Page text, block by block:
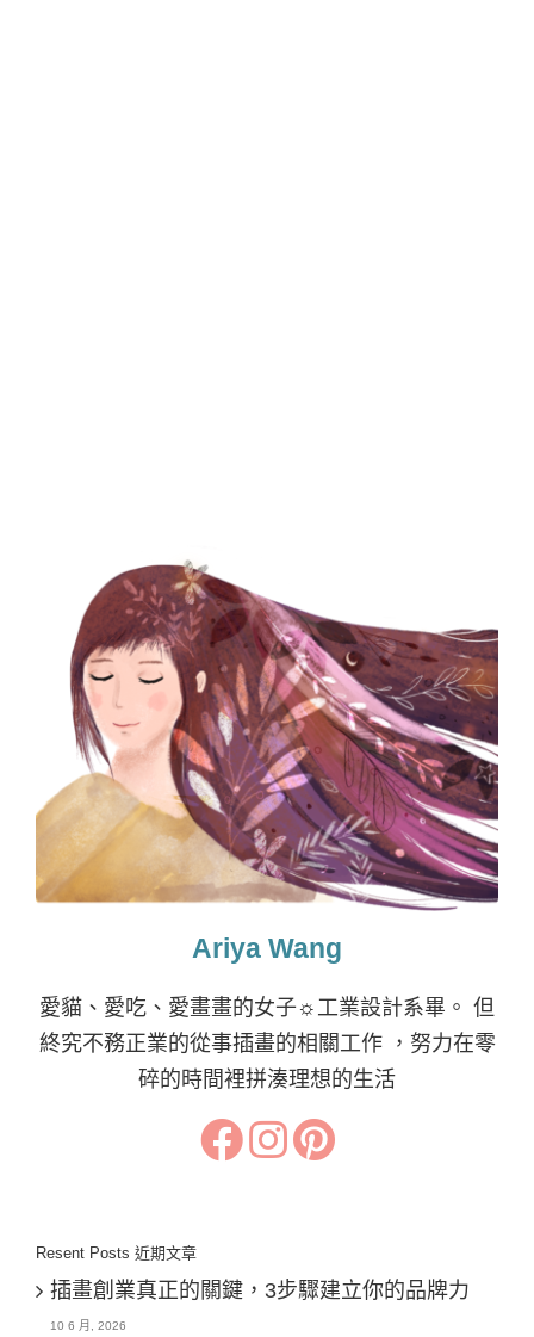
Ariya Wang
愛貓、愛吃、愛畫畫的女子☼工業設計系畢。 但
終究不務正業的從事插畫的相關工作 ，努力在零
碎的時間裡拼湊理想的生活
Resent Posts 近期文章
插畫創業真正的關鍵，3步驟建立你的品牌力
10 6 月, 2026